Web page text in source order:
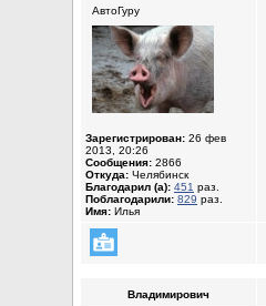
АвтоГуру
Зарегистрирован: 26 фев
2013, 20:26
Сообщения: 2866
Откуда: Челябинск
Благодарил (а): 451 раз.
Поблагодарили: 829 раз.
Имя: Илья
Владимирович